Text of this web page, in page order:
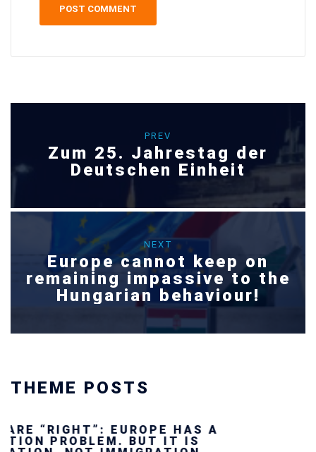
PREV
Zum 25. Jahrestag der
Deutschen Einheit
NEXT
Europe cannot keep on
remaining impassive to the
Hungarian behaviour!
THEME POSTS
Ukraine’s youth are defending Europe’s
future — and we will not look away